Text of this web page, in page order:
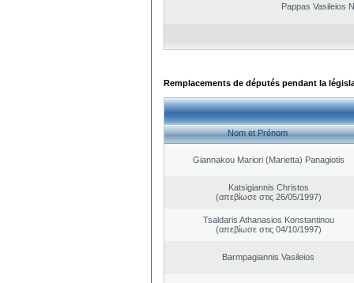
Pappas Vasileios
Remplacements de députés pendant la
Nom et Prénom
Giannakou Mariori (Marietta) Panagiotis
Katsigiannis Christos
(απεβίωσε στις 26/05/1997)
Tsaldaris Athanasios Konstantinou
(απεβίωσε στις 04/10/1997)
Barmpagiannis Vasileios